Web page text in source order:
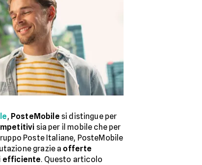
, PosteMobile si distingue per
sia per il mobile che per
Poste Italiane, PosteMobile
grazie a offerte
efficiente. Questo articolo